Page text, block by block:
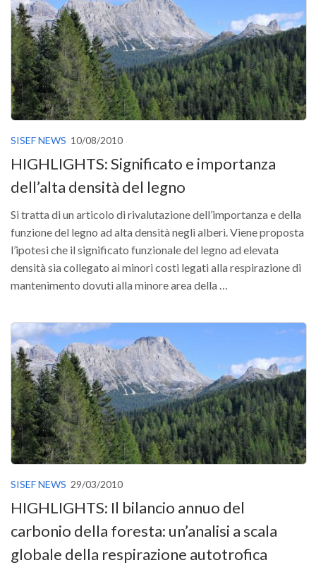
Versamento Quote di Iscrizione
Gruppi di Lavoro
Lista dei Gruppi di Lavoro SISEF
GdL Inquinamento e Foreste
GdL Terpeni in Ecologia
GdL Pianificazione Forestale
GdL Geomatica Forestale
GdL Filiera del legno
GdL Verde Urbano
GdL Comunicazione Forestale
GdL Foreste, Mitigazione, Adattamento
GdL Infrastrutture, Risorse, Innovazione
GdL Boschi Vetusti
GdL “TreeTalkers”
GdL Boschi Cedui
News
Post Recenti
Ricevi la SISEF Newsletter
SISEF NEWS 10/08/2010
HIGHLIGHTS: Significato e importanza
dell’alta densità del legno
Si tratta di un articolo di rivalutazione dell’importanza e della
funzione del legno ad alta densità negli alberi. Viene proposta
l’ipotesi che il significato funzionale del legno ad elevata
densità sia collegato ai minori costi legati alla respirazione di
mantenimento dovuti alla minore area della …
SISEF NEWS 29/03/2010
HIGHLIGHTS: Il bilancio annuo del
carbonio della foresta: un’analisi a scala
globale della respirazione autotrofica